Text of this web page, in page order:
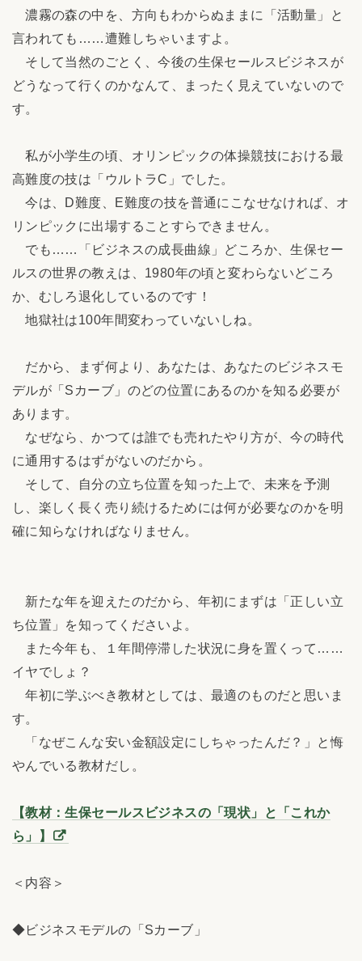
濃霧の森の中を、方向もわからぬままに「活動量」と
言われても……遭難しちゃいますよ。
そして当然のごとく、今後の生保セールスビジネスが
どうなって行くのかなんて、まったく見えていないので
す。
私が小学生の頃、オリンピックの体操競技における最
高難度の技は「ウルトラC」でした。
今は、D難度、E難度の技を普通にこなせなければ、オ
リンピックに出場することすらできません。
でも……「ビジネスの成長曲線」どころか、生保セー
ルスの世界の教えは、1980年の頃と変わらないどころ
か、むしろ退化しているのです！
地獄社は100年間変わっていないしね。
だから、まず何より、あなたは、あなたのビジネスモ
デルが「Sカーブ」のどの位置にあるのかを知る必要が
あります。
なぜなら、かつては誰でも売れたやり方が、今の時代
に通用するはずがないのだから。
そして、自分の立ち位置を知った上で、未来を予測
し、楽しく長く売り続けるためには何が必要なのかを明
確に知らなければなりません。
新たな年を迎えたのだから、年初にまずは「正しい立
ち位置」を知ってくださいよ。
また今年も、１年間停滞した状況に身を置くって……
イヤでしょ？
年初に学ぶべき教材としては、最適のものだと思いま
す。
「なぜこんな安い金額設定にしちゃったんだ？」と悔
やんでいる教材だし。
【教材：生保セールスビジネスの「現状」と「これか
ら」】
＜内容＞
◆ビジネスモデルの「Sカーブ」